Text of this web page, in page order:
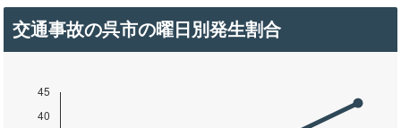
交通事故の呉市の曜日別発生割合